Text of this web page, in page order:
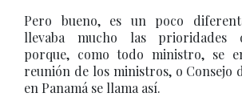
Pero bueno, es un poco
llevaba mucho las prioridades
porque, como todo ministro, se
reunión de los ministros, o Consejo
en Panamá se llama así.